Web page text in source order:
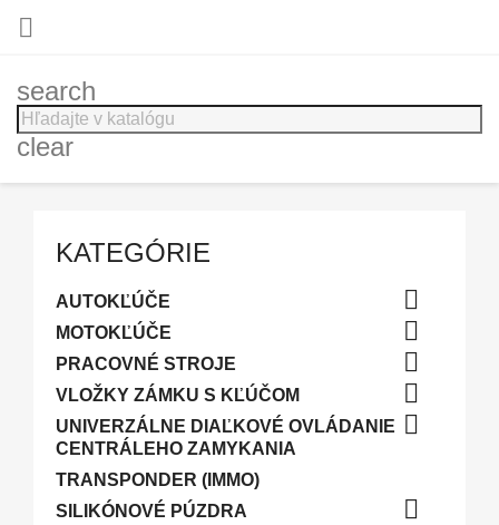

search
clear
KATEGÓRIE
AUTOKĽÚČE 
MOTOKĽÚČE 
PRACOVNÉ STROJE 
VLOŽKY ZÁMKU S KĽÚČOM 
UNIVERZÁLNE DIAĽKOVÉ OVLÁDANIE
CENTRÁLEHO ZAMYKANIA

TRANSPONDER (IMMO)
SILIKÓNOVÉ PÚZDRA
